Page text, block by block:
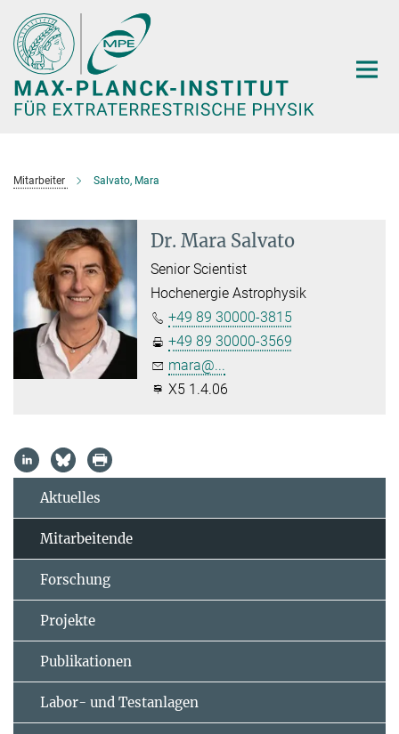
Hauptinhalt
Mitarbeiter Salvato, Mara
Dr. Mara Salvato
Senior Scientist
Hochenergie Astrophysik
+49 89 30000-3815
+49 89 30000-3569
mara@...
X5 1.4.06
Aktuelles
Mitarbeitende
Forschung
Projekte
Publikationen
Labor- und Testanlagen